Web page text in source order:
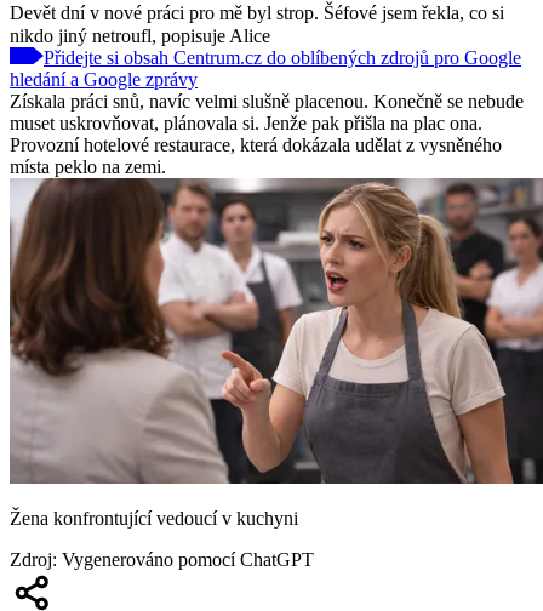
Devět dní v nové práci pro mě byl strop. Šéfové jsem řekla, co si
nikdo jiný netroufl, popisuje Alice
Přidejte si obsah Centrum.cz do oblíbených zdrojů pro Google
hledání a Google zprávy
Získala práci snů, navíc velmi slušně placenou. Konečně se nebude
muset uskrovňovat, plánovala si. Jenže pak přišla na plac ona.
Provozní hotelové restaurace, která dokázala udělat z vysněného
místa peklo na zemi.
Žena konfrontující vedoucí v kuchyni
Zdroj: Vygenerováno pomocí ChatGPT